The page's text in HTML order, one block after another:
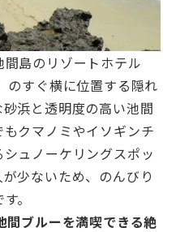
島のリゾートホテル
のすぐ横に位置する隠れ
浜と透明度の高い池間
クマノミやイソギンチ
ュノーケリングスポッ
少ないため、のんびり
。
間ブルーを満喫できる絶